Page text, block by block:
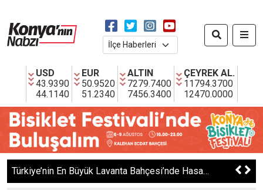
USD
43.9390
44.1140
EUR
50.9520
51.2340
ALTIN
7279.7400
7456.3400
ÇEYREK AL.
11794.3700
12470.0000